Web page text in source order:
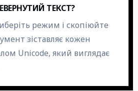
ТЕКСТ?
режим і скопіюйте
зіставляє кожен
Unicode, який виглядає